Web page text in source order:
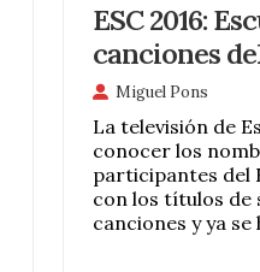
ESC 2016:
canciones
Miguel Pons
La televisión de
conocer los
participantes del
con los títulos de
canciones y ya